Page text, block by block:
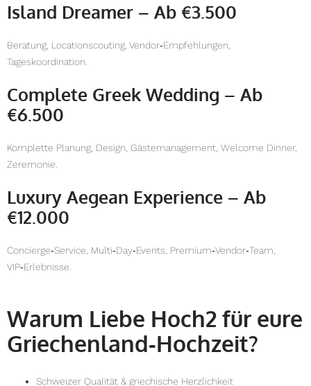
Island Dreamer – Ab €3.500
Beratung, Locationscouting, Vendor‑Empfehlungen,
Tageskoordination.
Complete Greek Wedding – Ab
€6.500
Komplette Planung, Design, Gästemanagement, Welcome Dinner,
Zeremonie.
Luxury Aegean Experience – Ab
€12.000
Concierge‑Service, Multi‑Day‑Events, Premium‑Vendor‑Team,
VIP‑Erlebnisse.
Warum Liebe Hoch2 für eure
Griechenland‑Hochzeit?
Schweizer Qualität & griechische Herzlichkeit